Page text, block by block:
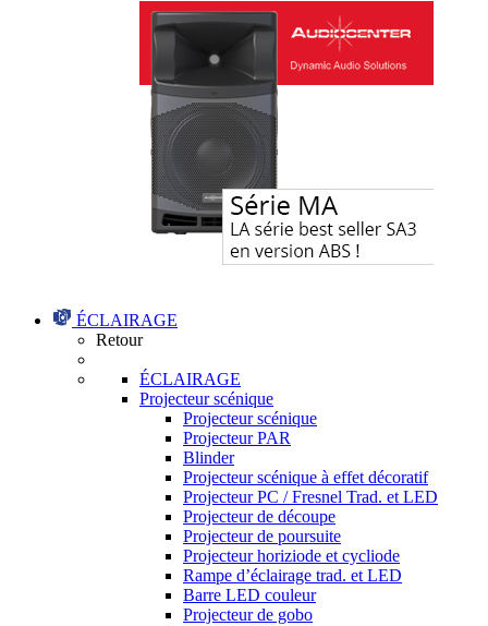
ÉCLAIRAGE
Retour
ÉCLAIRAGE
Projecteur scénique
Projecteur scénique
Projecteur PAR
Blinder
Projecteur scénique à effet décoratif
Projecteur PC / Fresnel Trad. et LED
Projecteur de découpe
Projecteur de poursuite
Projecteur horiziode et cycliode
Rampe d’éclairage trad. et LED
Barre LED couleur
Projecteur de gobo